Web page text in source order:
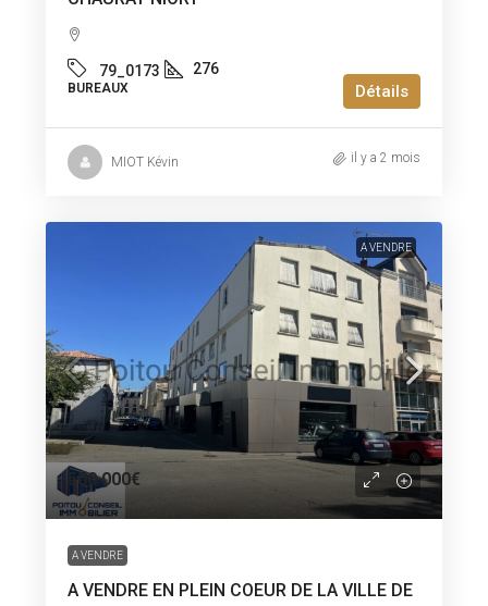
79_0173 276
BUREAUX Détails
MIOT Kévin il y a 2 mois
A VENDRE
500 000€
A VENDRE
A VENDRE EN PLEIN COEUR DE LA VILLE DE